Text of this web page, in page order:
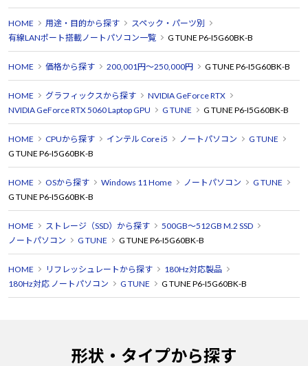
HOME 用途・目的から探す
スペック・パーツ別
有線LANポート搭載ノートパソコン一覧
G TUNE P6-I5G60BK-B
HOME 価格から探す 200,001円～250,000円 G TUNE P6-I5G60BK-B
HOME グラフィックスから探す
NVIDIA GeForce RTX
NVIDIA GeForce RTX 5060 Laptop GPU
G TUNE G TUNE P6-I5G60BK-B
HOME CPUから探す インテル Core i5 ノートパソコン
G TUNE
G TUNE P6-I5G60BK-B
HOME OSから探す Windows 11 Home ノートパソコン
G TUNE
G TUNE P6-I5G60BK-B
HOME ストレージ（SSD）から探す
500GB～512GB M.2 SSD
ノートパソコン
G TUNE G TUNE P6-I5G60BK-B
HOME リフレッシュレートから探す
180Hz対応製品
180Hz対応 ノートパソコン
G TUNE G TUNE P6-I5G60BK-B
形状・タイプから探す